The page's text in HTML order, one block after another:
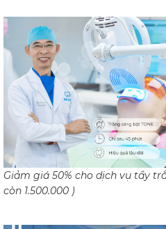
Giảm giá 50% cho dịch vụ tẩy
còn 1.500.000 )